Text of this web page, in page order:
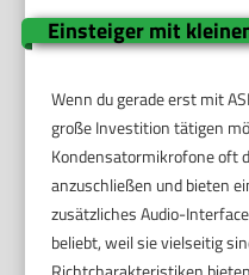
Einsteiger mit
Wenn du gerade erst mit
große Investition tätigen
Kondensatormikrofone oft
anzuschließen und bieten
zusätzliches Audio-
beliebt, weil sie vielseitig